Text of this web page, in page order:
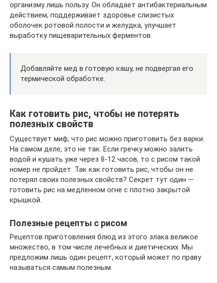
организму лишь пользу. Он обладает антибактериальным
действием, поддерживает здоровье слизистых
оболочек ротовой полости и желудка, улучшает
выработку пищеварительных ферментов.
Добавляйте мед в готовую кашу, не подвергая его
термической обработке.
Как готовить рис, чтобы не потерять
полезных свойств
Существует миф, что рис можно приготовить без варки.
На самом деле, это не так. Если гречку можно залить
водой и кушать уже через 8-12 часов, то с рисом такой
номер не пройдет. Так как готовить рис, чтобы он не
потерял своих полезных свойств? Секрет тут один —
готовить рис на медленном огне с плотно закрытой
крышкой.
Полезные рецепты с рисом
Рецептов приготовления блюд из этого злака великое
множество, в том числе лечебных и диетических. Мы
предложим лишь один рецепт, который может по праву
называться самым полезным.